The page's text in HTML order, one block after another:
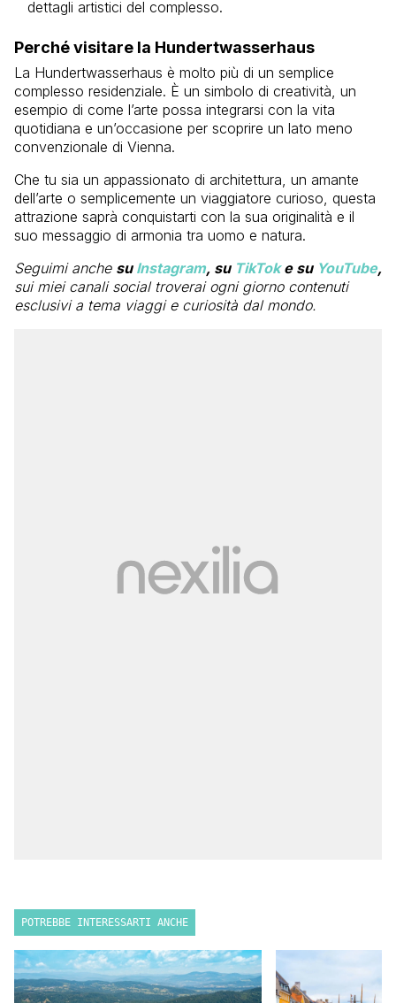
dettagli artistici del complesso.
Perché visitare la Hundertwasserhaus
La Hundertwasserhaus è molto più di un semplice
complesso residenziale. È un simbolo di creatività, un
esempio di come l’arte possa integrarsi con la vita
quotidiana e un’occasione per scoprire un lato meno
convenzionale di Vienna.
Che tu sia un appassionato di architettura, un amante
dell’arte o semplicemente un viaggiatore curioso, questa
attrazione saprà conquistarti con la sua originalità e il
suo messaggio di armonia tra uomo e natura.
Seguimi anche su Instagram, su TikToke su YouTube,
sui miei canali social troverai ogni giorno contenuti
esclusivi a tema viaggi e curiosità dal mondo.
POTREBBE INTERESSARTI ANCHE